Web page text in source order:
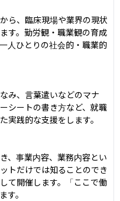
ら、臨床現場や業界の現状
す。勤労観・職業観の育成
人ひとりの社会的・職業的
み、言葉遣いなどのマナ
シートの書き方など、就職
実践的な支援をします。
、事業内容、業務内容とい
トだけでは知ることのでき
て開催します。「ここで働
す。